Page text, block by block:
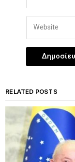
RELATED POSTS